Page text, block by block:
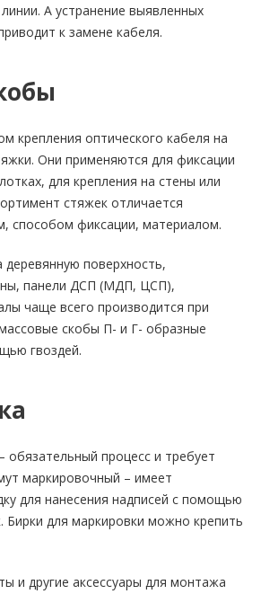
А устранение выявленных
к замене кабеля.
крепления оптического кабеля на
Они применяются для фиксации
для крепления на стены или
стяжек отличается
способом фиксации, материалом.
деревянную поверхность,
панели ДСП (МДП, ЦСП),
чаще всего производится при
скобы П- и Г- образные
гвоздей.
обязательный процесс и требует
маркировочный – имеет
для нанесения надписей с помощью
Бирки для маркировки можно крепить
и другие аксессуары для монтажа